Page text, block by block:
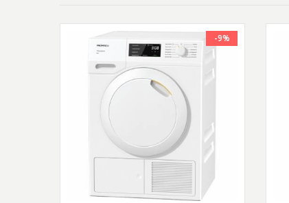
Uscare perfecta si omogena chiar si pentru
programele obisnuite, in special de-a lungul
Programul Jeans este ideal pentru uscarea blugilor
Conceput pentru pasionatii de activitati in aer
vestimentare sportive sintetice sau din bumbac.
Aquawave ®
-9%